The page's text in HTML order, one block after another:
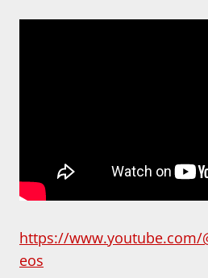
https://www.youtube.com/
eos